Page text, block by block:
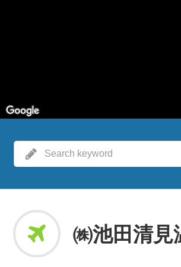
㈱池田清見